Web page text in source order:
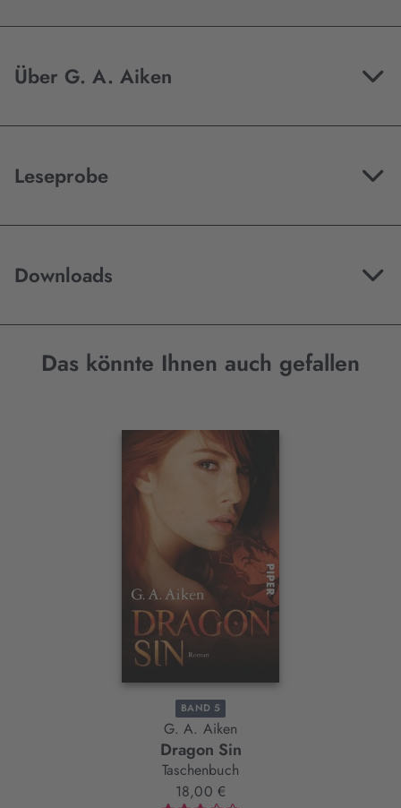
Über G. A. Aiken
Leseprobe
Downloads
Das könnte Ihnen auch gefallen
Interaktives
BAND 5
G. A. Aiken
Dragon Sin
Taschenbuch
18,00 €